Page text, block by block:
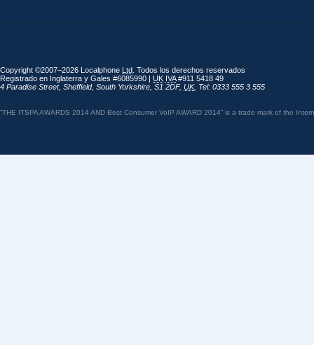
Copyright ©2007–2026 Localphone Ltd . Todos los derechos reservados
Registrado en Inglaterra y Gales #6085990 | UK IVA#911 5418 49
4 Paradise Street, Sheffield, South Yorkshire S1 2DF, UK, Tel: 0333 555 3 555
“THE ITSPA AWARDS 2014 AND Best Consumer VoIP AWARD 2014” is a trade mark of the